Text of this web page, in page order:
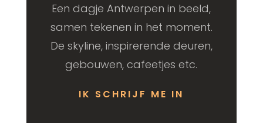
Een dagje Antwerpen in beeld,
samen tekenen in het moment.
De skyline, inspirerende deuren,
gebouwen, cafeetjes etc.
IK SCHRIJF ME IN